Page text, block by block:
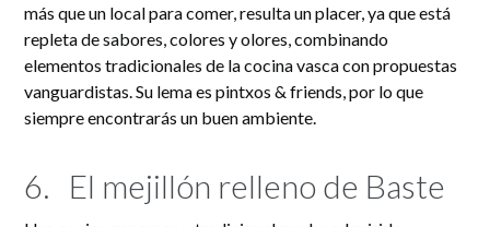
más que un local para comer, resulta un placer, ya que está
repleta de sabores, colores y olores, combinando
elementos tradicionales de la cocina vasca con propuestas
vanguardistas. Su lema es pintxos & friends, por lo que
siempre encontrarás un buen ambiente.
6. El mejillón relleno de Baste